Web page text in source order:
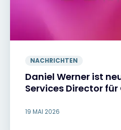
NACHRICHTEN
Daniel Werner ist
Services Director
19 MAI 2026